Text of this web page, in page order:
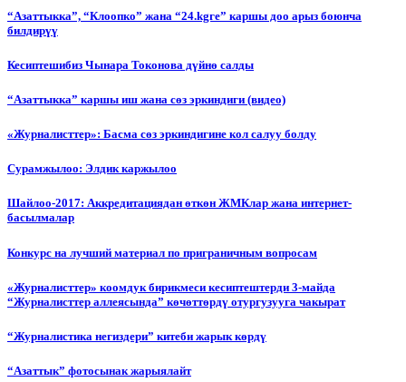
“Азаттыкка”, “Клоопко” жана “24.kgге” каршы доо арыз боюнча
билдирүү
Кесиптешибиз Чынара Токонова дүйнө салды
“Азаттыкка” каршы иш жана сөз эркиндиги (видео)
«Журналисттер»: Басма сөз эркиндигине кол салуу болду
Сурамжылоо: Элдик каржылоо
Шайлоо-2017: Аккредитациядан өткөн ЖМКлар жана интернет-
басылмалар
Конкурс на лучший материал по приграничным вопросам
«Журналисттер» коомдук бирикмеси кесиптештерди 3-майда
“Журналисттер аллеясында” көчөттөрдү отургузууга чакырат
“Журналистика негиздери” китеби жарык көрдү
“Азаттык” фотосынак жарыялайт